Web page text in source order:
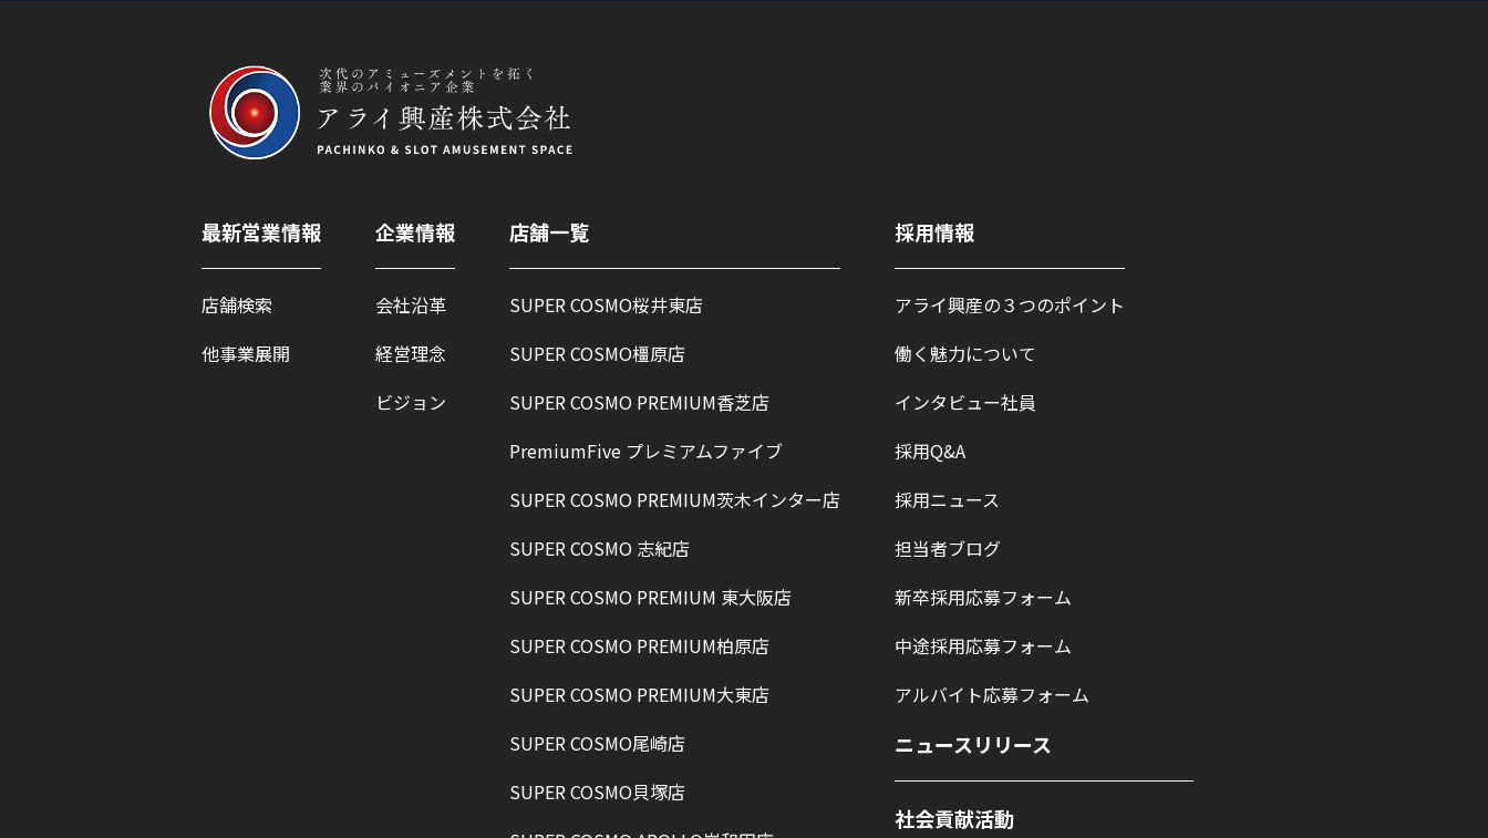
最新営業情報
店舗検索
他事業展開
企業情報
会社沿革
経営理念
ビジョン
店舗一覧
SUPER COSMO桜井東店
SUPER COSMO橿原店
SUPER COSMO PREMIUM香芝店
PremiumFive プレミアムファイブ
SUPER COSMO PREMIUM茨木インター店
SUPER COSMO 志紀店
SUPER COSMO PREMIUM 東大阪店
SUPER COSMO PREMIUM柏原店
SUPER COSMO PREMIUM大東店
SUPER COSMO尾崎店
SUPER COSMO貝塚店
採用情報
アライ興産の３つのポイント
働く魅力について
インタビュー社員
採用Q&A
採用ニュース
担当者ブログ
新卒採用応募フォーム
中途採用応募フォーム
アルバイト応募フォーム
ニュースリリース
社会貢献活動